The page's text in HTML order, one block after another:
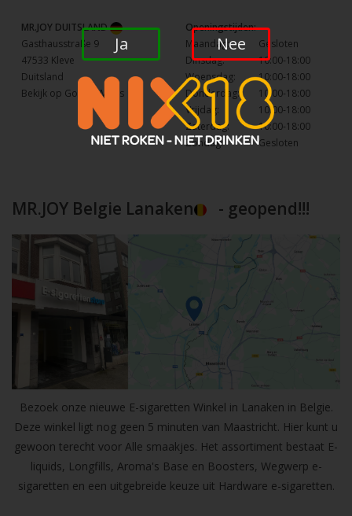
MR.JOY DUITSLAND
Gasthausstraße 9
47533 Kleve
Duitsland
Bekijk op Google Maps
Openingstijden:
Maandag:
Gesloten
Dinsdag:
10:00-18:00
Woensdag:
10:00-18:00
Donderdag:
10:00-18:00
Vrijdag:
10:00-18:00
Zaterdag:
10:00-18:00
Zondag:
Gesloten
MR.JOY Belgie Lanaken - geopend!!!
Bezoek onze nieuwe E-sigaretten Winkel in Lanaken in Belgie.
Deze winkel ligt nog geen 5 minuten van Maastricht. Hier kunt u
gewoon terecht voor Alle smaakjes. Het assortiment bestaat E-
liquids, Longfills, Aroma's Base en Boosters, Wegwerp e-
sigaretten en een uitgebreide keuze uit Hardware e-sigaretten.
Ja Nee